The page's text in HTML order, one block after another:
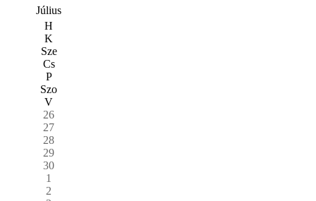
Július
H
K
Sze
Cs
P
Szo
V
26
27
28
29
30
1
2